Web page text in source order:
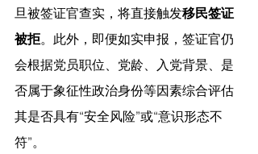
旦被签证官查实，将直接触发移民签证
被拒。此外，即便如实申报，签证官仍
会根据党员职位、党龄、入党背景、是
否属于象征性政治身份等因素综合评估
其是否具有“安全风险”或“意识形态不
符”。